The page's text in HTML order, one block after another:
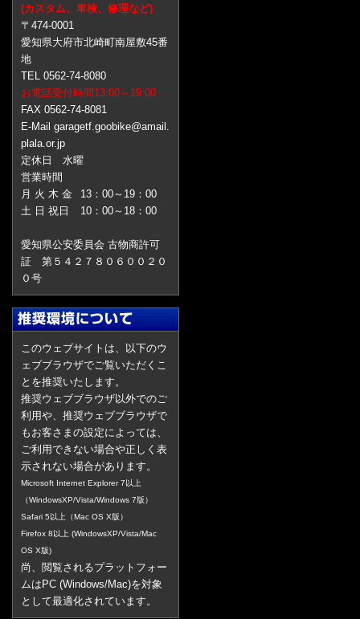
(カスタム、車検、修理など)
〒474-0001
愛知県大府市北崎町南屋敷45番
地
TEL 0562-74-8080
お電話受付時間13:00～19:00
FAX 0562-74-8081
E-Mail garagetf.goobike@amail.
plala.or.jp
定休日 水曜
営業時間
月 火 木 金
13：00～19：00
土 日 祝日
10：00～18：00
愛知県公安委員会 古物商許可
証 第５４２７８０６００２０
０号
このウェブサイトは、以下のウ
ェブブラウザでご覧いただくこ
とを推奨いたします。
推奨ウェブブラウザ以外でのご
利用や、推奨ウェブブラウザで
もお客さまの設定によっては、
ご利用できない場合や正しく表
示されない場合があります。
Microsoft Internet Explorer 7以上
（WindowsXP/Vista/Windows 7版）
Safari 5以上（Mac OS X版）
Firefox 8以上 (WindowsXP/Vista/Mac
OS X版)
尚、閲覧されるプラットフォー
ムはPC (Windows/Mac)を対象
として最適化されています。